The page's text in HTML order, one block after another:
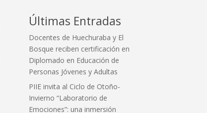
Últimas Entradas
Docentes de Huechuraba y El
Bosque reciben certificación en
Diplomado en Educación de
Personas Jóvenes y Adultas
PIIE invita al Ciclo de Otoño-
Invierno “Laboratorio de
Emociones”: una inmersión